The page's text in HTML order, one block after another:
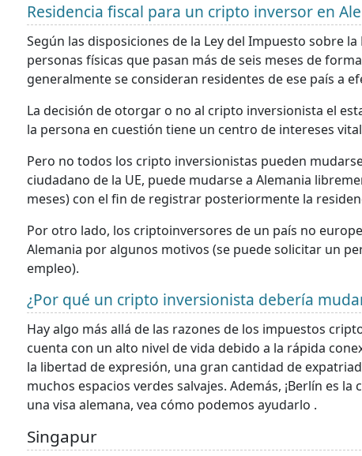
Residencia fiscal para un cripto inversor en
Según las disposiciones de la Ley del Impuesto sobre
personas físicas que pasan más de seis meses de
generalmente se consideran residentes de ese país a
La decisión de otorgar o no al cripto inversionista el
la persona en cuestión tiene un centro de intereses
Pero no todos los cripto inversionistas pueden
ciudadano de la UE, puede mudarse a Alemania
meses) con el fin de registrar posteriormente la
Por otro lado, los criptoinversores de un país no
Alemania por algunos motivos (se puede solicitar un
empleo).
¿Por qué un cripto inversionista debería
Hay algo más allá de las razones de los impuestos
cuenta con un alto nivel de vida debido a la rápida
la libertad de expresión, una gran cantidad de
muchos espacios verdes salvajes. Además, ¡Berlín es
una visa alemana, vea cómo podemos ayudarlo .
Singapur